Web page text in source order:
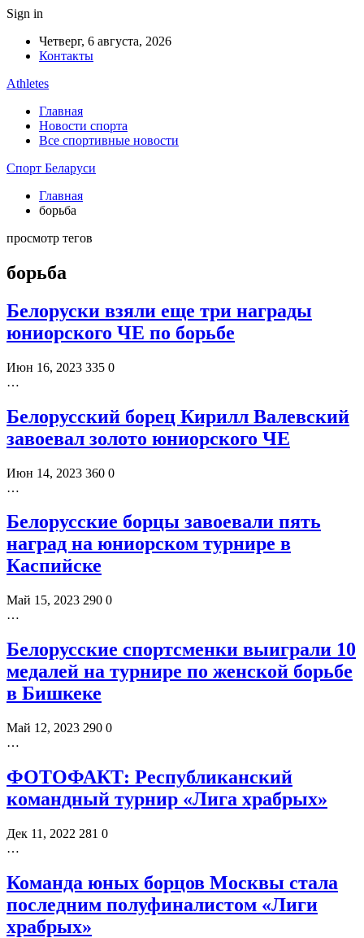
Sign in
Четверг, 6 августа, 2026
Контакты
Athletes
Главная
Новости спорта
Все спортивные новости
Спорт Беларуси
Главная
борьба
просмотр тегов
борьба
Белоруски взяли еще три награды
юниорского ЧЕ по борьбе
Июн 16, 2023 335 0
…
Белорусский борец Кирилл Валевский
завоевал золото юниорского ЧЕ
Июн 14, 2023 360 0
…
Белорусские борцы завоевали пять
наград на юниорском турнире в
Каспийске
Май 15, 2023 290 0
…
Белорусские спортсменки выиграли 10
медалей на турнире по женской борьбе
в Бишкеке
Май 12, 2023 290 0
…
ФОТОФАКТ: Республиканский
командный турнир «Лига храбрых»
Дек 11, 2022 281 0
…
Команда юных борцов Москвы стала
последним полуфиналистом «Лиги
храбрых»